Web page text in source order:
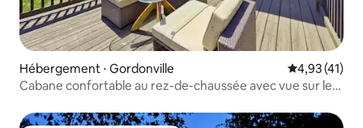
Hébergement ⋅ Gordonville Évaluation
4,93 (41)
Cabane confortable au rez-de-chaussée avec vue sur le